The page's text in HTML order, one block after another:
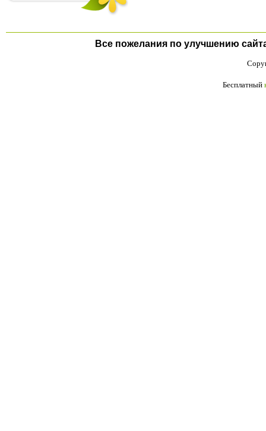
Все пожелания по улучшению
Бесплатный